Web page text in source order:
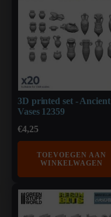
3D printed set - Ancient
Vases 12359
€4,25
TOEVOEGEN AAN
WINKELWAGEN